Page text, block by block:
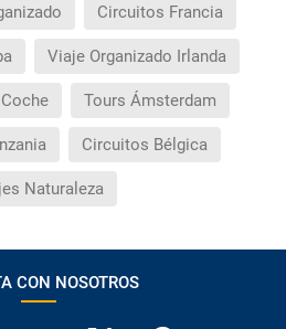
Circuitos Francia
Viaje Organizado Irlanda
Tours Ámsterdam
Circuitos Bélgica
Naturaleza
CON NOSOTROS